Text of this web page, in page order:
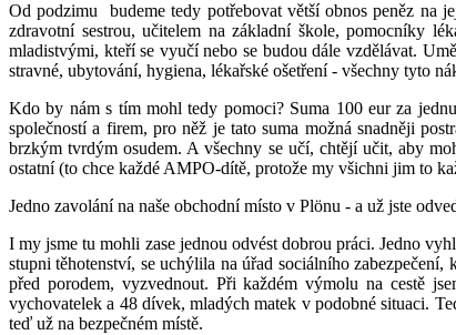
Od podzimu budeme tedy potřebovat větší obnos peněz na
zdravotní sestrou, učitelem na základní škole, pomocníky
mladistvými, kteří se vyučí nebo se budou dále vzdělávat.
stravné, ubytování, hygiena, lékařské ošetření - všechny tyto
Kdo by nám s tím mohl tedy pomoci? Suma 100 eur za
společností a firem, pro něž je tato suma možná snadněji
brzkým tvrdým osudem. A všechny se učí, chtějí učit, aby
ostatní (to chce každé AMPO-dítě, protože my všichni jim to
Jedno zavolání na naše obchodní místo v Plönu - a už jste
I my jsme tu mohli zase jednou odvést dobrou práci. Jedno
stupni těhotenství, se uchýlila na úřad sociálního
před porodem, vyzvednout. Při každém výmolu na cestě
vychovatelek a 48 dívek, mladých matek v podobné situaci.
teď už na bezpečném místě.